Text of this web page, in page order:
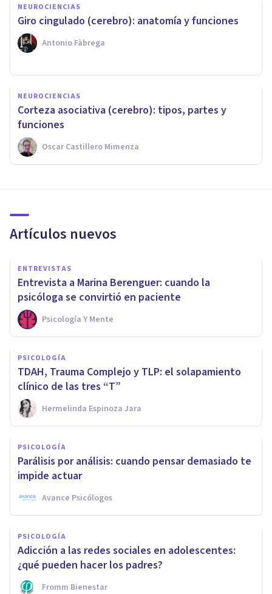
NEUROCIENCIAS
Giro cingulado (cerebro): anatomía y funciones
Antonio Fàbrega
NEUROCIENCIAS
Corteza asociativa (cerebro): tipos, partes y
funciones
Oscar Castillero Mimenza
Artículos nuevos
ENTREVISTAS
Entrevista a Marina Berenguer: cuando la
psicóloga se convirtió en paciente
Psicología Y Mente
PSICOLOGÍA
TDAH, Trauma Complejo y TLP: el solapamiento
clínico de las tres “T”
Hermelinda Espinoza Jara
PSICOLOGÍA
Parálisis por análisis: cuando pensar demasiado te
impide actuar
Avance Psicólogos
PSICOLOGÍA
Adicción a las redes sociales en adolescentes:
¿qué pueden hacer los padres?
Fromm Bienestar